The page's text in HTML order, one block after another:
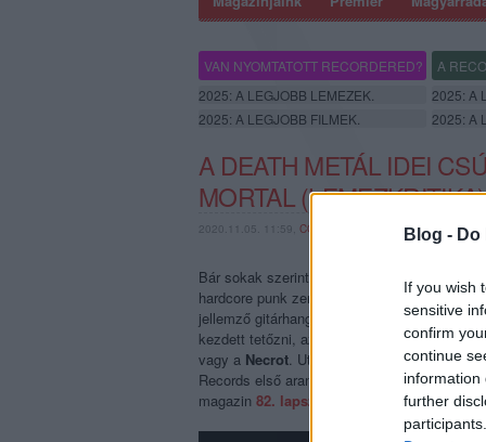
Blog -
If you wish
sensitive
confirm
continue
information
further
VAN NYOMTATOTT RECORDERED? A
2025: A LEGJOBB LEMEZEK.
2025: A
2025: A LEGJOBB FILMEK.
2025: A
A DEATH METÁL IDEI
MORTAL (LEMEZKRITIKA)
2020.11.05. 11:59, COFFINSHAKER
Bár sokak szerint a klasszikus death metál-
hardcore punk zenekarok, mint a Trap
jellemző gitárhangzásból, azzal
kezdett tetőzni, az olyan együttesek
vagy a Necrot. Utóbbi trió már a
Records első aranykorának idejét, a
magazin 82. lapszámából